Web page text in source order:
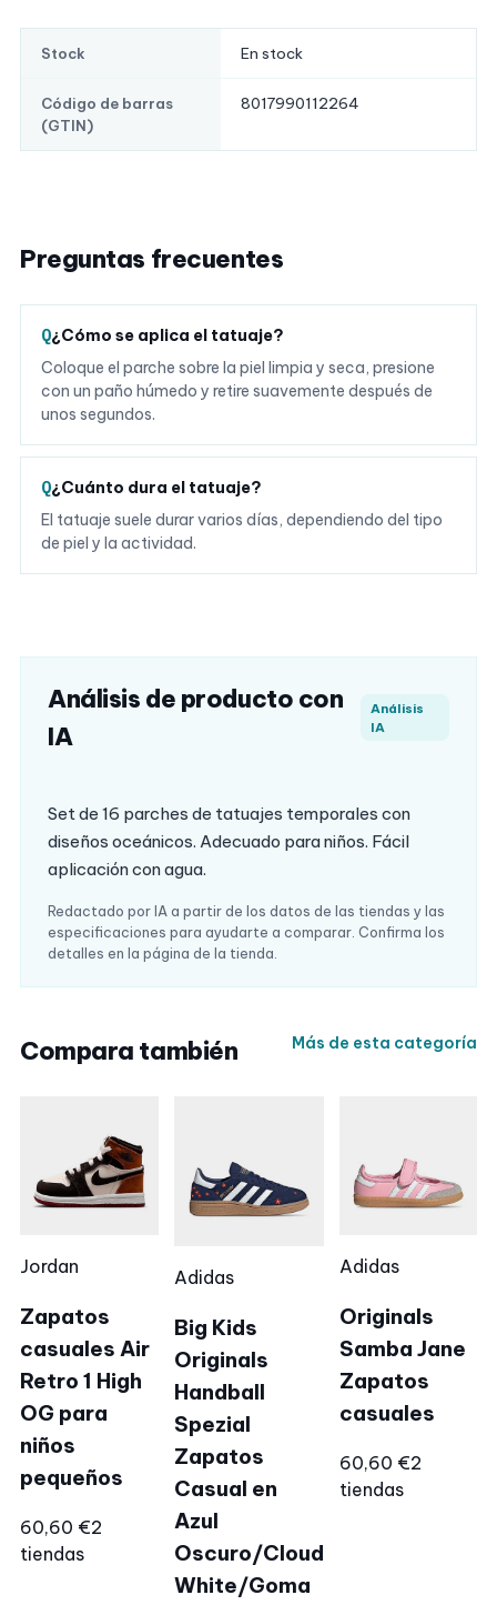
Stock En stock
Código de barras
(GTIN)
8017990112264
Preguntas frecuentes
¿Cómo se aplica el tatuaje?
Coloque el parche sobre la piel limpia y seca, presione
con un paño húmedo y retire suavemente después de
unos segundos.
¿Cuánto dura el tatuaje?
El tatuaje suele durar varios días, dependiendo del tipo
de piel y la actividad.
Análisis de producto con
IA
Análisis
IA
Set de 16 parches de tatuajes temporales con
diseños oceánicos. Adecuado para niños. Fácil
aplicación con agua.
Redactado por IA a partir de los datos de las tiendas y las
especificaciones para ayudarte a comparar. Confirma los
detalles en la página de la tienda.
Compara también Más de esta categoría
Jordan
Zapatos
casuales Air
Retro 1 High
OG para
niños
pequeños
60,60 €2
tiendas
Adidas
Big Kids
Originals
Handball
Spezial
Zapatos
Casual en
Azul
Oscuro/Cloud
White/Goma
Adidas
Originals
Samba Jane
Zapatos
casuales
60,60 €2
tiendas